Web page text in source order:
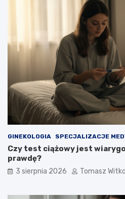
GINEKOLOGIA SPECJALIZACJE
Czy test ciążowy jest
prawdę?
3 sierpnia 2026 Tomasz